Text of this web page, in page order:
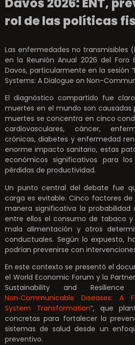
rol de las políticas
Las enfermedades no transmisibles
en la Reunión Anual 2026 del Foro
Davos, particularmente en la sesión
Systems: A Dialogue on Non-
El diagnóstico compartido fue
muertes en el mundo son causadas
muertes se concentra en cinco
cardiovasculares, cáncer,
crónicas, diabetes y enfermedad
enorme impacto sanitario, estas
económicos significativos para
pérdidas de productividad.
Un punto central del debate fue
carga es evitable. Cinco factores
manera significativa la probabilidad
entre ellos el consumo de tabaco
mala alimentación y otros
conductuales. Según lo expuesto,
podrían prevenirse con
En este contexto se presentó el
el World Economic Forum y la
Sustainability and Resilience
Non‑Communicable Diseases: A
System Transformation”, que
concretas para fortalecer la
sistemas de salud desde un
preventivo.